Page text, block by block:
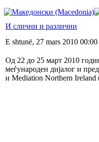
И слични и различни
E shtunë, 27 mars 2010 00:00
Од 22 до 25 март 2010
меѓународен дијалог и
и Mediation Northern